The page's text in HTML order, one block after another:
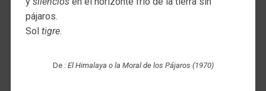
pájaros.
Sol tigre.
De : El Himalaya o la Moral de los Pájaros (1970)